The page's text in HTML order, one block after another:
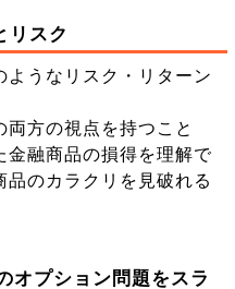
リスク
うなリスク・リターン
方の視点を持つこと
金融商品の損得を理解で
のカラクリを見破れる
オプション問題をスラ